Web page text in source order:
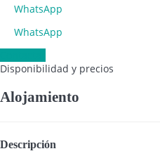
WhatsApp
WhatsApp
Disponibilidad y precios
Alojamiento
Descripción